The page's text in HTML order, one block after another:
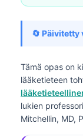
🔄 Päivitetty
Tämä opas on
lääketieteen
lukien
Mitchellin, MD,